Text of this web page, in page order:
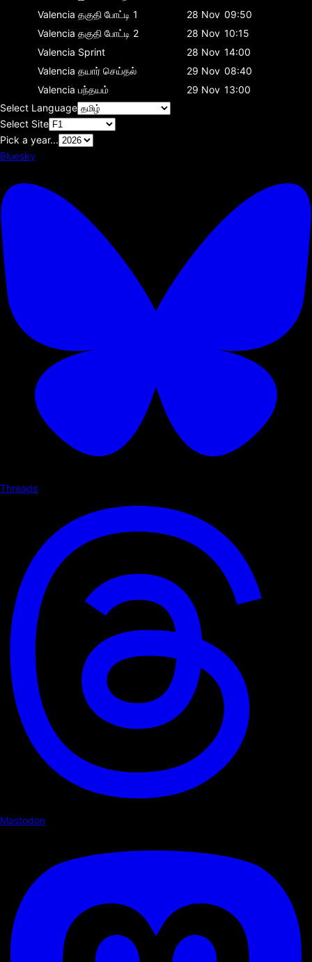
Valencia தகுதி போட்டி 1 28 Nov 09:50
Valencia தகுதி போட்டி 2 28 Nov 10:15
Valencia Sprint 28 Nov 14:00
Valencia தயார் செய்தல் 29 Nov 08:40
Valencia பந்தயம் 29 Nov 13:00
Select Language
Select Site
Pick a year...
Bluesky
Threads
Mastodon